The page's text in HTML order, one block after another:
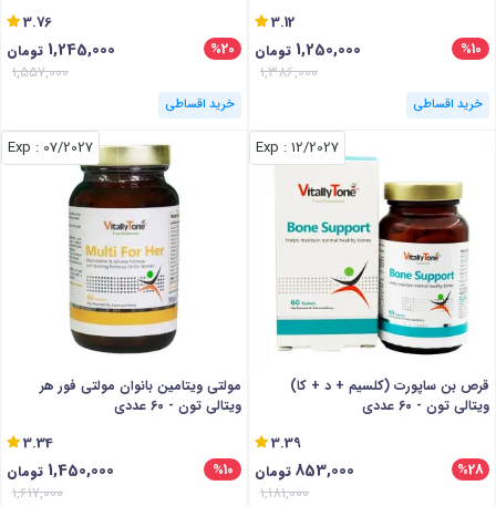
3.12
%10
1,250,000 تومان
1,386,000
خرید اقساطی
3.76
%20
1,245,000 تومان
1,557,000
خرید اقساطی
12/2027
: Exp
قرص بن ساپورت (کلسیم + د + کا)
ویتالی تون - 60 عددی
3.39
%28
853,000 تومان
1,181,000
07/2027
: Exp
مولتی ویتامین بانوان مولتی فور هر
ویتالی تون - 60 عددی
3.34
%10
1,450,000 تومان
1,617,000